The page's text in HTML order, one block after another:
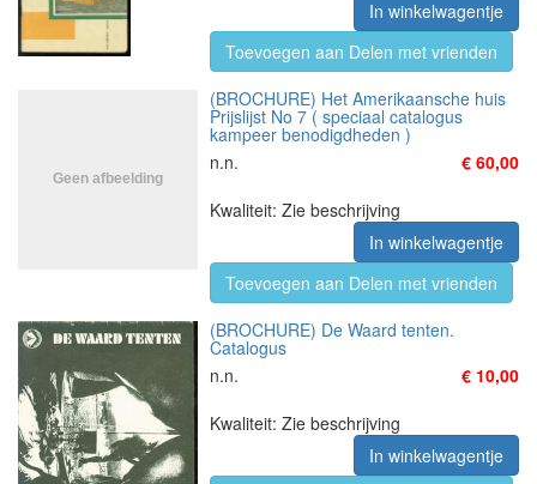
In winkelwagentje
Toevoegen aan Delen met vrienden
(BROCHURE) Het Amerikaansche huis
Prijslijst No 7 ( speciaal catalogus
kampeer benodigdheden )
n.n.
€ 60,00
Kwaliteit: Zie beschrijving
In winkelwagentje
Toevoegen aan Delen met vrienden
(BROCHURE) De Waard tenten.
Catalogus
n.n.
€ 10,00
Kwaliteit: Zie beschrijving
In winkelwagentje